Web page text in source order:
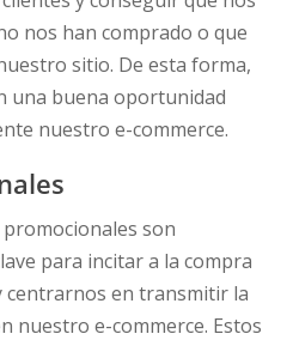
nos han comprado o que
sitio. De esta forma,
una buena oportunidad
nuestro e-commerce.
son
para incitar a la compra
en transmitir la
nuestro e-commerce. Estos